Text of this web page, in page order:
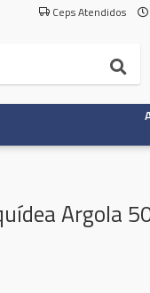
Ceps Atendidos
Argola